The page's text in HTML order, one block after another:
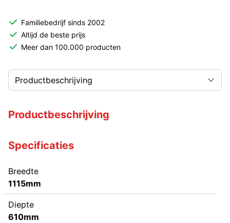
Familiebedrijf sinds 2002
Altijd de beste prijs
Meer dan 100.000 producten
Productbeschrijving
Specificaties
Breedte
1115mm
Diepte
610mm